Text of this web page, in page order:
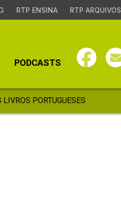
RTP ENSINA RTP ARQUIVOS
PODCASTS
LIVROS PORTUGUESES